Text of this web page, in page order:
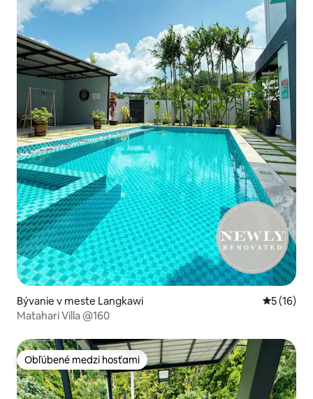
Bývanie v meste Langkawi
5 (16)
Matahari Villa @160
Obľúbené medzi hosťami
Obľúbené medzi hosťami